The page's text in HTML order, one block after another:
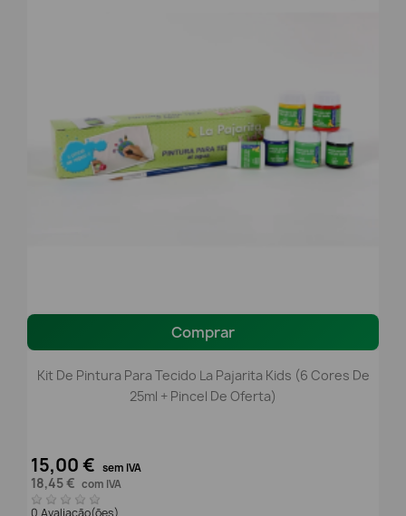
Comprar
Kit De Pintura Para Tecido La Pajarita Kids (6 Cores De
25ml + Pincel De Oferta)
15,00 € sem IVA
18,45 € com IVA